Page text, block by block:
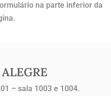
na parte inferior da
– sala 1003 e 1004.